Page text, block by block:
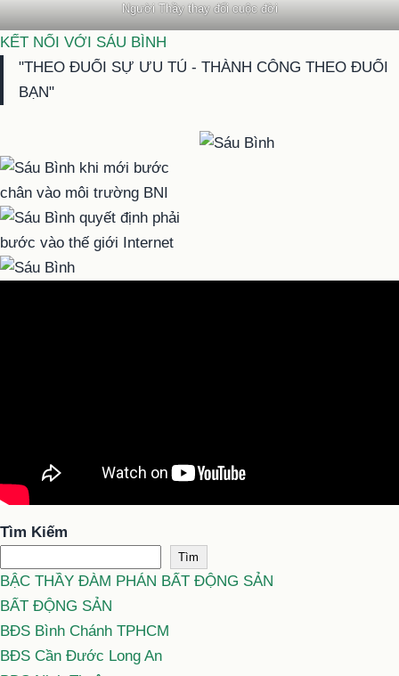
Người Thầy thay đổi cuộc đời
KẾT NỐI VỚI SÁU BÌNH
"THEO ĐUỔI SỰ ƯU TÚ - THÀNH CÔNG THEO ĐUỔI
BẠN"
Tìm Kiếm
Tìm
BẬC THẦY ĐÀM PHÁN BẤT ĐỘNG SẢN
BẤT ĐỘNG SẢN
BĐS Bình Chánh TPHCM
BĐS Cần Đước Long An